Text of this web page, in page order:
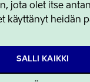
jota olet itse
käyttänyt heidän
SALLI KAIKKI